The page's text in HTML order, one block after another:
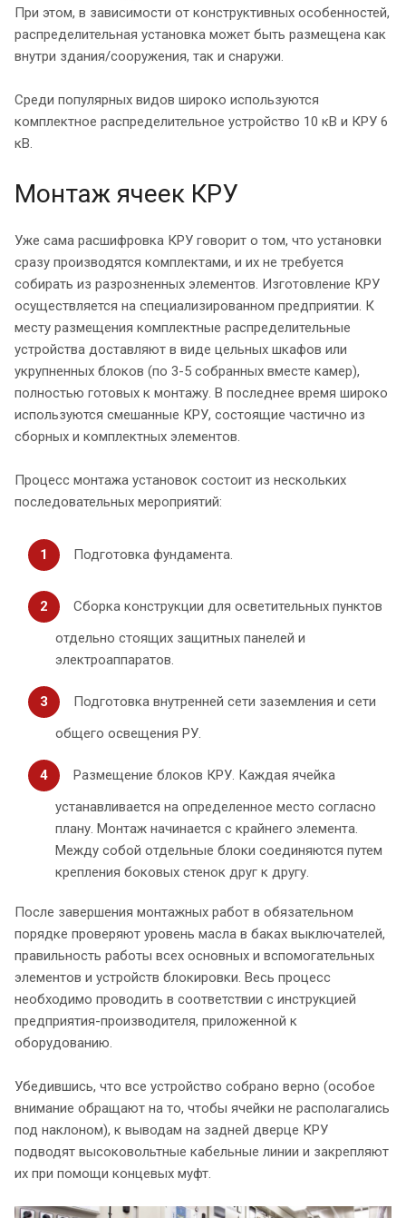
При этом, в зависимости от конструктивных особенностей,
распределительная установка может быть размещена как
внутри здания/сооружения, так и снаружи.
Среди популярных видов широко используются
комплектное распределительное устройство 10 кВ и КРУ 6
кВ.
Монтаж ячеек КРУ
Уже сама расшифровка КРУ говорит о том, что установки
сразу производятся комплектами, и их не требуется
собирать из разрозненных элементов. Изготовление КРУ
осуществляется на специализированном предприятии. К
месту размещения комплектные распределительные
устройства доставляют в виде цельных шкафов или
укрупненных блоков (по 3-5 собранных вместе камер),
полностью готовых к монтажу. В последнее время широко
используются смешанные КРУ, состоящие частично из
сборных и комплектных элементов.
Процесс монтажа установок состоит из нескольких
последовательных мероприятий:
Подготовка фундамента.
Сборка конструкции для осветительных пунктов
отдельно стоящих защитных панелей и
электроаппаратов.
Подготовка внутренней сети заземления и сети
общего освещения РУ.
Размещение блоков КРУ. Каждая ячейка
устанавливается на определенное место согласно
плану. Монтаж начинается с крайнего элемента.
Между собой отдельные блоки соединяются путем
крепления боковых стенок друг к другу.
После завершения монтажных работ в обязательном
порядке проверяют уровень масла в баках выключателей,
правильность работы всех основных и вспомогательных
элементов и устройств блокировки. Весь процесс
необходимо проводить в соответствии с инструкцией
предприятия-производителя, приложенной к
оборудованию.
Убедившись, что все устройство собрано верно (особое
внимание обращают на то, чтобы ячейки не располагались
под наклоном), к выводам на задней дверце КРУ
подводят высоковольтные кабельные линии и закрепляют
их при помощи концевых муфт.